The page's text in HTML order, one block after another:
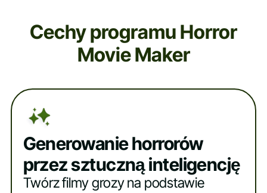
Cechy programu Horror
Movie Maker
Generowanie horrorów
przez sztuczną inteligencję
Twórz filmy grozy na podstawie